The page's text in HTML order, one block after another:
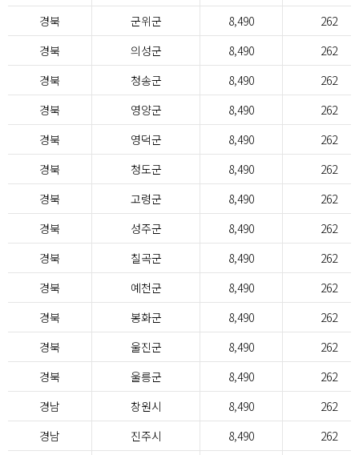
경북
군위군 8,490
262
경북
의성군 8,490
262
경북
청송군 8,490
262
경북
영양군 8,490
262
경북
영덕군 8,490
262
경북
청도군 8,490
262
경북
고령군 8,490
262
경북
성주군 8,490
262
경북
칠곡군 8,490
262
경북
예천군 8,490
262
경북
봉화군 8,490
262
경북
울진군 8,490
262
경북
울릉군 8,490
262
경남
창원시 8,490
262
경남
진주시 8,490
262